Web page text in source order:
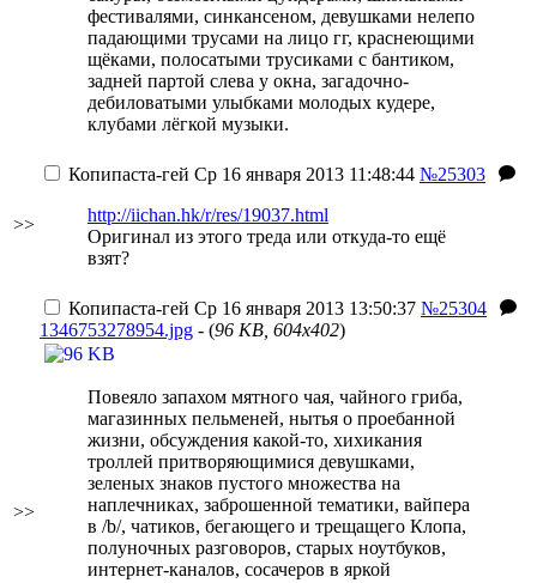
фестивалями, синкансеном, девушками нелепо
падающими трусами на лицо гг, краснеющими
щёками, полосатыми трусиками с бантиком,
задней партой слева у окна, загадочно-
дебиловатыми улыбками молодых кудере,
клубами лёгкой музыки.
>>
Копипаста-гей Ср 16 января 2013 11:48:44 №25303
http://iichan.hk/r/res/19037.html
Оригинал из этого треда или откуда-то ещё
взят?
>>
Копипаста-гей Ср 16 января 2013 13:50:37 №25304
1346753278954.jpg - (96 KB, 604x402)
Повеяло запахом мятного чая, чайного гриба,
магазинных пельменей, нытья о проебанной
жизни, обсуждения какой-то, хихикания
троллей притворяющимися девушками,
зеленых знаков пустого множества на
наплечниках, заброшенной тематики, вайпера
в /b/, чатиков, бегающего и трещащего Клопа,
полуночных разговоров, старых ноутбуков,
интернет-каналов, сосачеров в яркой